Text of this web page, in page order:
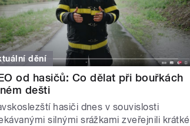
dění
od hasičů: Co dělat při bouřkách
dešti
hasiči dnes v souvislosti
silnými srážkami zveřejnili krátké